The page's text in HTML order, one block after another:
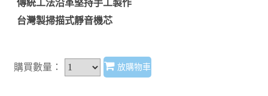
傳統工法沿革堅持手工製作
台灣製掃描式靜音機芯
購買數量： 放購物車